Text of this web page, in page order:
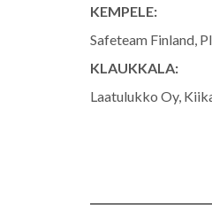
KEMPELE:
Safeteam Finland,
KLAUKKALA:
Laatulukko Oy,